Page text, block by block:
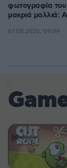
φωτογραφία
μακριά μαλλιά:
07.08.2026, 09:09